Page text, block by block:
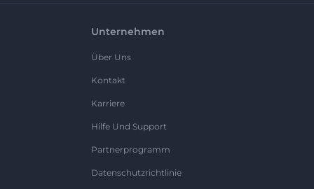
Unternehmen
Über Uns
Kontakt
Karriere
Hilfe Und Support
Partnerprogramm
Datenschutzrichtlinie